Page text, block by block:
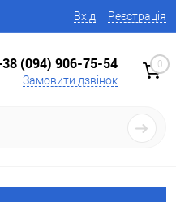
Вхід Реєстрація
(094) 906-75-54
Замовити дзвінок
0